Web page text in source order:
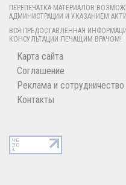
ПЕРЕПЕЧАТКА МАТЕРИАЛОВ
АДМИНИСТРАЦИИ И УКАЗАНИЕМ
ВСЯ ПРЕДОСТАВЛЕННАЯ
КОНСУЛЬТАЦИИ ЛЕЧАЩИМ ВРАЧОМ!
Карта сайта
Соглашение
Реклама и сотрудничество
Контакты